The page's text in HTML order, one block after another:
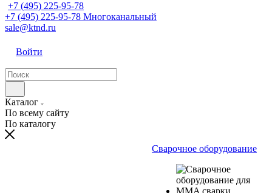
+7 (495) 225-95-78
+7 (495) 225-95-78 Многоканальный
sale@ktnd.ru
Войти
Каталог
По всему сайту
По каталогу
Сварочное оборудование